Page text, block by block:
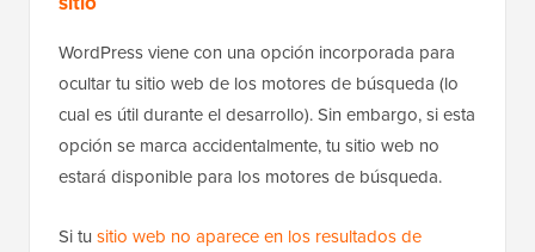
WordPress viene con una opción incorporada para
ocultar tu sitio web de los motores de búsqueda (lo
cual es útil durante el desarrollo). Sin embargo, si esta
opción se marca accidentalmente, tu sitio web no
estará disponible para los motores de búsqueda.
Si tu sitio web no aparece en los resultados de